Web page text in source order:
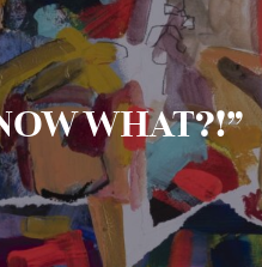
WHAT?!”